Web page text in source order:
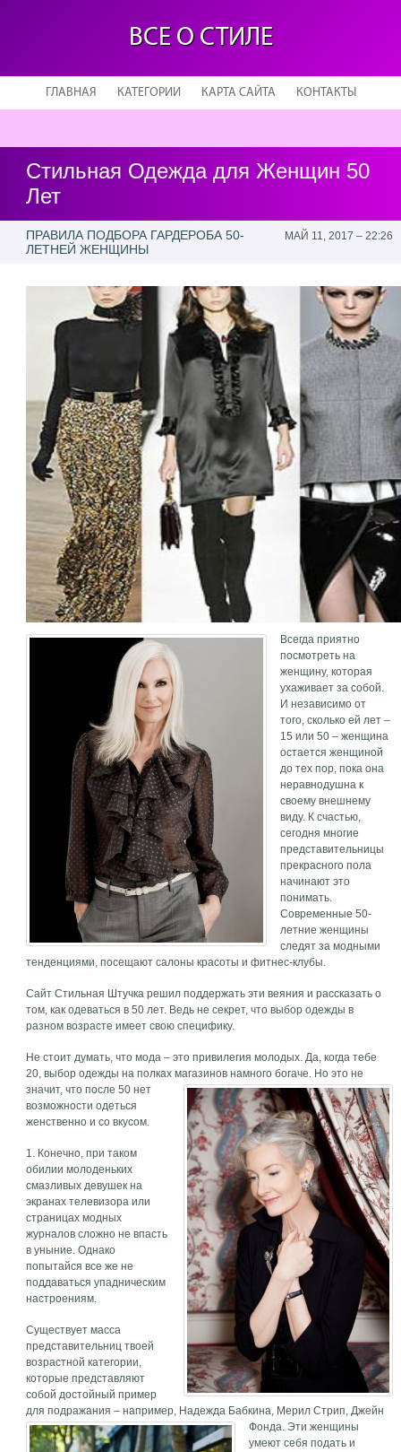
ВСЕ О СТИЛЕ
ГЛАВНАЯ КАТЕГОРИИ КАРТА САЙТА КОНТАКТЫ
Стильная Одежда для Женщин 50
Лет
ПРАВИЛА ПОДБОРА ГАРДЕРОБА 50-
ЛЕТНЕЙ ЖЕНЩИНЫ
МАЙ 11, 2017 – 22:26
Всегда приятно
посмотреть на
женщину, которая
ухаживает за собой.
И независимо от
того, сколько ей лет –
15 или 50 – женщина
остается женщиной
до тех пор, пока она
неравнодушна к
своему внешнему
виду. К счастью,
сегодня многие
представительницы
прекрасного пола
начинают это
понимать.
Современные 50-
летние женщины
следят за модными
тенденциями, посещают салоны красоты и фитнес-клубы.
Сайт Стильная Штучка решил поддержать эти веяния и рассказать о
том, как одеваться в 50 лет. Ведь не секрет, что выбор одежды в
разном возрасте имеет свою специфику.
Не стоит думать, что мода – это привилегия молодых. Да, когда тебе
20, выбор одежды на полках магазинов намного богаче. Но это не
значит, что после 50 нет
возможности одеться
женственно и со вкусом.
1. Конечно, при таком
обилии молоденьких
смазливых девушек на
экранах телевизора или
страницах модных
журналов сложно не впасть
в уныние. Однако
попытайся все же не
поддаваться упадническим
настроениям.
Существует масса
представительниц твоей
возрастной категории,
которые представляют
собой достойный пример
для подражания – например, Надежда Бабкина, Мерил Стрип, Джейн
Фонда. Эти женщины
умеют себя подать и